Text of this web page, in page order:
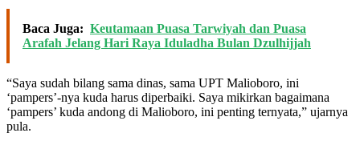
Baca Juga: Keutamaan Puasa Tarwiyah dan Puasa
Arafah Jelang Hari Raya Iduladha Bulan Dzulhijjah
“Saya sudah bilang sama dinas, sama UPT Malioboro, ini
‘pampers’-nya kuda harus diperbaiki. Saya mikirkan bagaimana
‘pampers’ kuda andong di Malioboro, ini penting ternyata,” ujarnya
pula.